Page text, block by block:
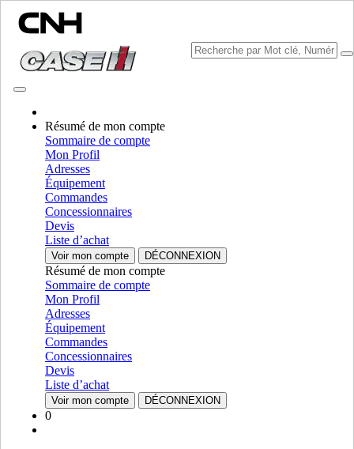
Résumé de mon compte
Sommaire de compte
Mon Profil
Adresses
Équipement
Commandes
Concessionnaires
Devis
Liste d’achat
Voir mon compte DÉCONNEXION
Résumé de mon compte
Sommaire de compte
Mon Profil
Adresses
Équipement
Commandes
Concessionnaires
Devis
Liste d’achat
Voir mon compte DÉCONNEXION
0
Sélectionner marque
Fermer le Menu
ÉQUIPEMENT
ÉQUIPEMENTALL ÉQUIPEMENT
MANUTENTION DE MATÉRIAUX
Mélangeurs Grinder
Mélangeurs Grinder
Chargeuses Chargeuses
Chariot Telescopique Chariot Telescopique
Minichargeuses
Chargeuses Compactes Sur Chenilles
Sur Chenilles
Tractopelle Tractopelle
Epandeurs À Fumier
Specialise Specialise
MANUTENTION DE MATÉRIAUXAFFICHER TOUT